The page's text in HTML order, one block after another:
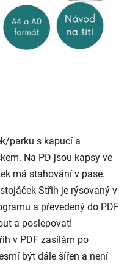
parku s kapucí a
Na PD jsou kapsy ve
má stahování v pase.
Střih je rýsovaný v
a převedený do PDF
a poslepovat!
v PDF zasílám po
být dále šířen a není